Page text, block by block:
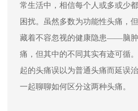
常生活中，相信每个人或多或少
困扰。虽然多数为功能性头痛，
藏着不容忽视的健康隐患——脑
痛，但其中的不同其实有迹可循
起的头痛误以为普通头痛而延误
一起聊聊如何区分这两种头痛。